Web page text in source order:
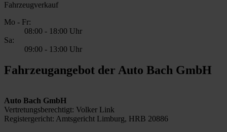
Fahrzeugverkauf
Mo - Fr:
08:00 - 18:00 Uhr
Sa:
09:00 - 13:00 Uhr
Fahrzeugangebot der Auto Bach GmbH
Auto Bach GmbH
Vertretungsberechtigt: Volker Link
Registergericht: Amtsgericht Limburg, HRB 20886